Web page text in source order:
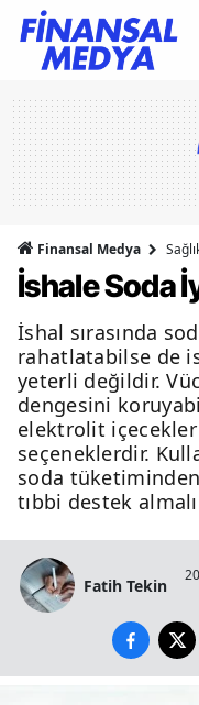
Finansal Medya
İshale Soda
İshal sırasında
rahatlatabilse de
yeterli değildir.
dengesini
elektrolit
seçeneklerdir.
soda
tıbbi destek
Fatih Tekin